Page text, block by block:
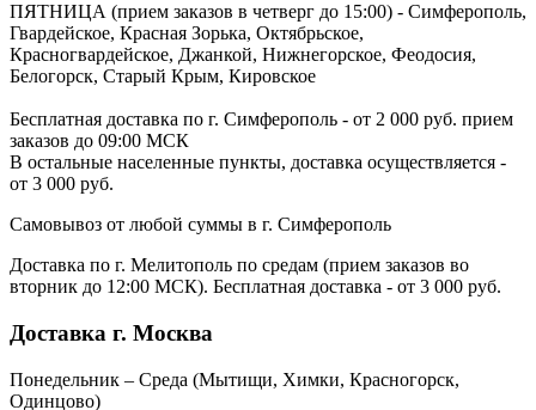
ПЯТНИЦА (прием заказов в четверг до 15:00) - Симферополь,
Гвардейское, Красная Зорька, Октябрьское,
Красногвардейское, Джанкой, Нижнегорское, Феодосия,
Белогорск, Старый Крым, Кировское
Бесплатная доставка по г. Симферополь - от 2 000 руб. прием
заказов до 09:00 МСК
В остальные населенные пункты, доставка осуществляется -
от 3 000 руб.
Самовывоз от любой суммы в г. Симферополь
Доставка по г. Мелитополь по средам (прием заказов во
вторник до 12:00 МСК). Бесплатная доставка - от 3 000 руб.
Доставка г. Москва
Понедельник – Среда (Мытищи, Химки, Красногорск,
Одинцово)